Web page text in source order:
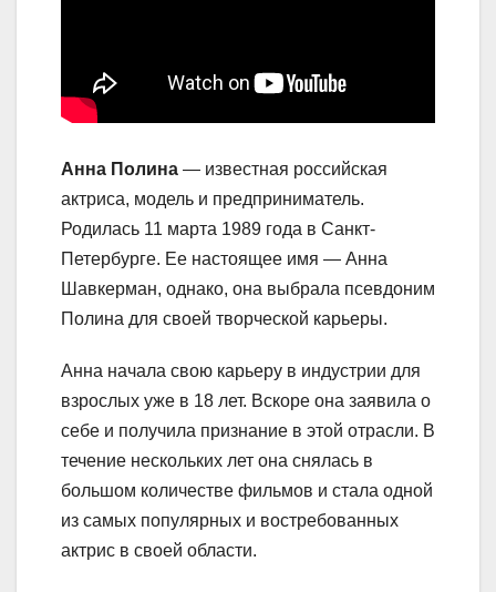
Анна Полина — известная российская
актриса, модель и предприниматель.
Родилась 11 марта 1989 года в Санкт-
Петербурге. Ее настоящее имя — Анна
Шавкерман, однако, она выбрала псевдоним
Полина для своей творческой карьеры.
Анна начала свою карьеру в индустрии для
взрослых уже в 18 лет. Вскоре она заявила о
себе и получила признание в этой отрасли. В
течение нескольких лет она снялась в
большом количестве фильмов и стала одной
из самых популярных и востребованных
актрис в своей области.